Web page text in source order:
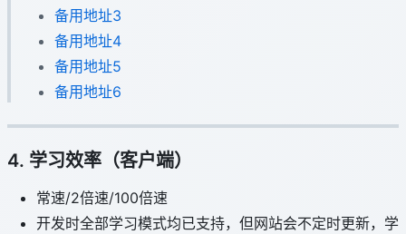
备用地址3
备用地址4
备用地址5
备用地址6
4. 学习效率（客户端）
常速/2倍速/100倍速
开发时全部学习模式均已支持，但网站会不定时更新，学